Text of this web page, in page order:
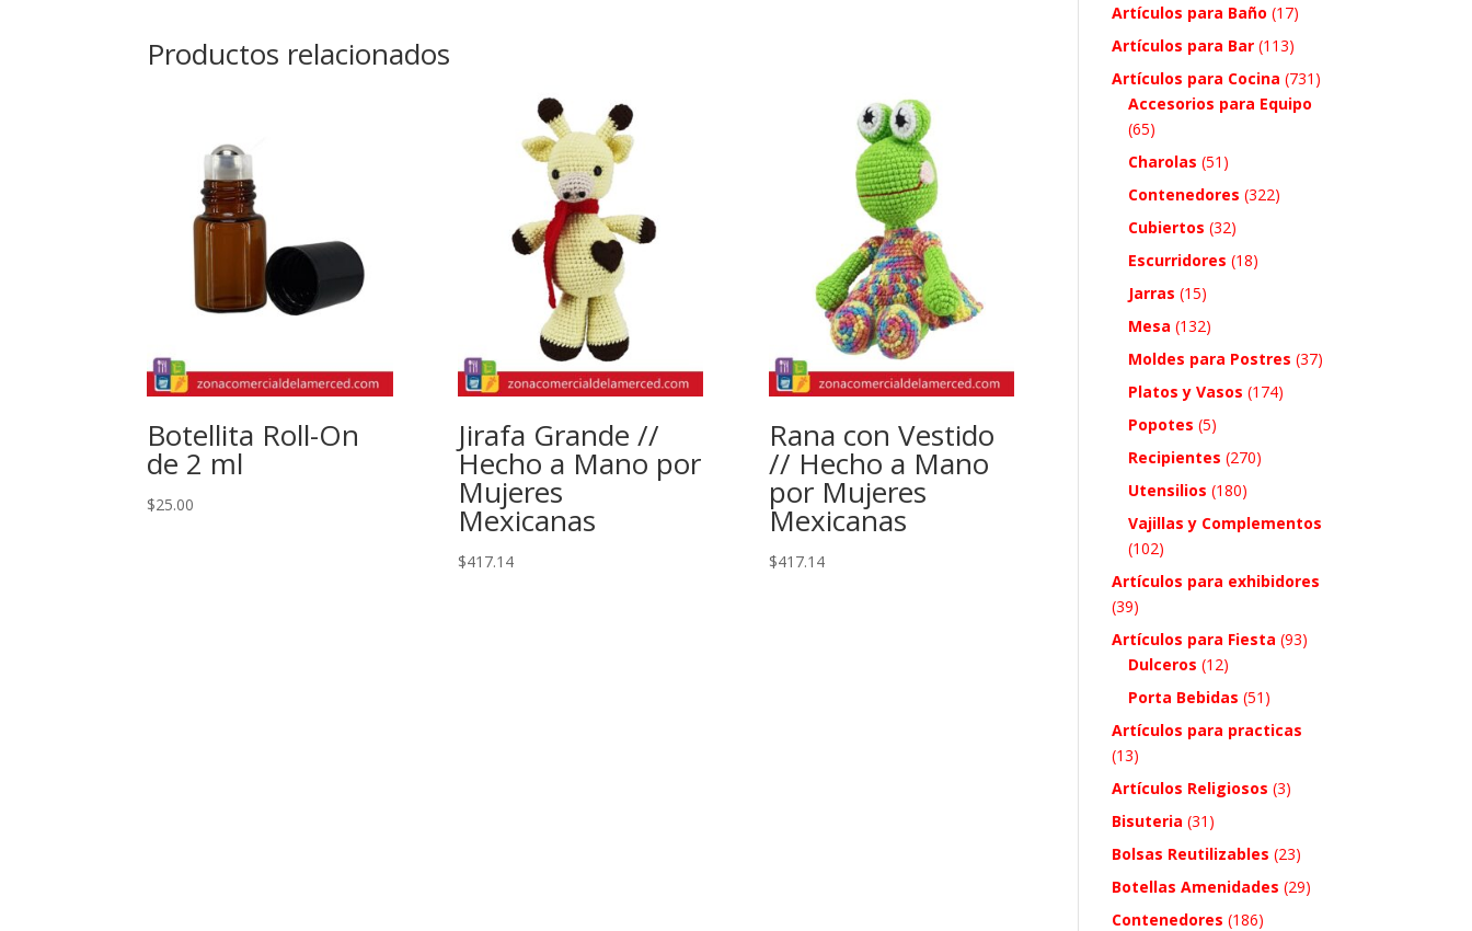
Productos relacionados
Botellita Roll-On
de 2 ml
$25.00
Jirafa Grande //
Hecho a Mano por
Mujeres
Mexicanas
$417.14
Rana con Vestido
// Hecho a Mano
por Mujeres
Mexicanas
$417.14
Artículos para Baño (17)
Artículos para Bar (113)
Artículos para Cocina (731)
Accesorios para Equipo
(65)
Charolas (51)
Contenedores (322)
Cubiertos (32)
Escurridores (18)
Jarras (15)
Mesa (132)
Moldes para Postres (37)
Platos y Vasos (174)
Popotes (5)
Recipientes (270)
Utensilios (180)
Vajillas y Complementos
(102)
Artículos para exhibidores
(39)
Artículos para Fiesta (93)
Dulceros (12)
Porta Bebidas (51)
Artículos para practicas
(13)
Artículos Religiosos (3)
Bisuteria (31)
Bolsas Reutilizables (23)
Botellas Amenidades (29)
Contenedores (186)